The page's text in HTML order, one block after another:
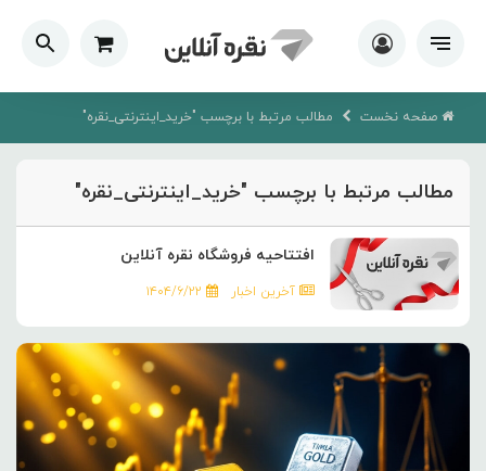
صفحه نخست مطالب مرتبط با برچسب "خرید_اینترنتی_نقره"
مطالب مرتبط با برچسب "خرید_اینترنتی_نقره"
افتتاحیه فروشگاه نقره آنلاین
آخرین اخبار ۱۴۰۴/۶/۲۲